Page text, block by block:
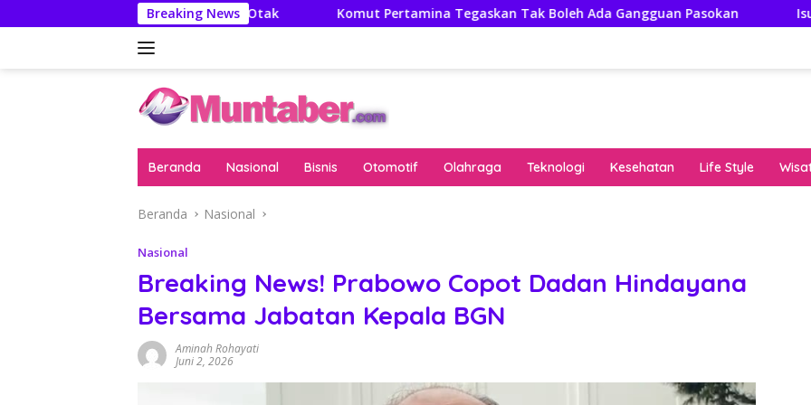
ke
Breaking News
Itu Minuman Otak Komut Pertamina Tegaskan Tak Boleh Ada Gangguan Pasokan Isuzu Pajang
Beranda Nasional Bisnis Otomotif Olahraga Teknologi Kesehatan Life Style
Beranda Nasional
Nasional
Breaking News! Prabowo Copot Dadan Hindayana
Bersama Jabatan Kepala BGN
Aminah Rohayati
Juni 2, 2026